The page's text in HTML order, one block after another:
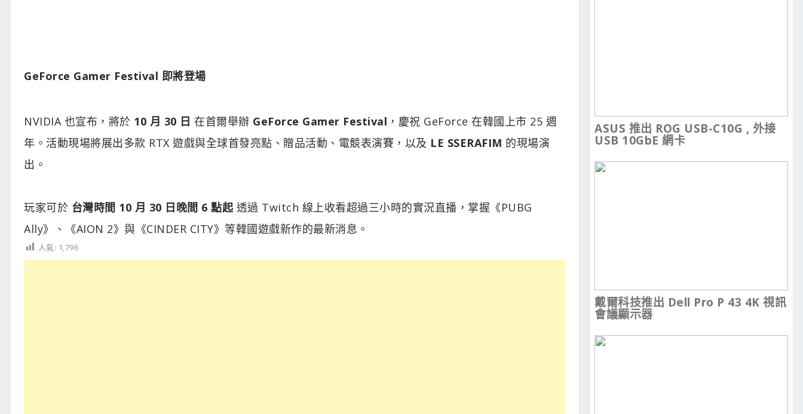
GeForce Gamer Festival 即將登場​
NVIDIA 也宣布，將於 10 月 30 日 在首爾舉辦 GeForce Gamer Festival ，慶祝 GeForce 在韓國上市 25 週
年。活動現場將展出多款 RTX 遊戲與全球首發亮點、贈品活動、電競表演賽，以及 LE SSERAFIM 的現場演
出。
玩家可於 台灣時間 10 月 30 日晚間 6 點起 透過 Twitch 線上收看超過三小時的實況直播，掌握《PUBG
Ally》、《AION 2》與《CINDER CITY》等韓國遊戲新作的最新消息。
人氣: 1,796
ASUS 推出 ROG USB-C10G , 外接
USB 10GbE 網卡
戴爾科技推出 Dell Pro P 43 4K 視訊
會議顯示器